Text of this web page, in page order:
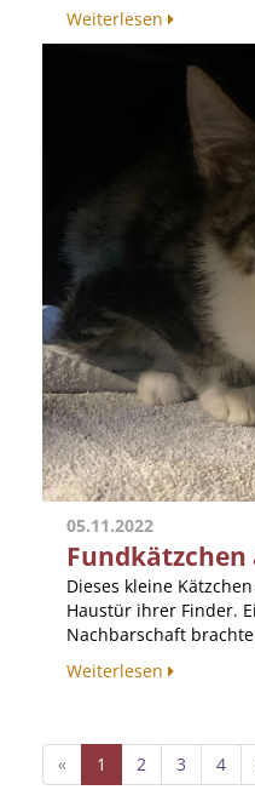
Weiterlesen
05.11.2022
Fundkätzchen
Dieses kleine
Haustür ihrer Finder.
Nachbarschaft
Weiterlesen
« 1 2 3 4